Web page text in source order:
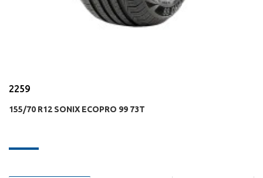
2259
155/70 R12 SONIX ECOPRO 99 73T